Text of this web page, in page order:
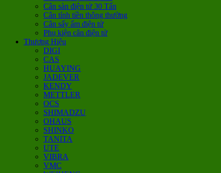
Cân sàn điện tử 30 Tấn
Cân tính tiền thông thường
Cân sấy ẩm điện tử
Phụ kiện cân điện tử
Thương Hiệu
DIGI
CAS
HUAYING
JADEVER
KENDY
METTLER
OCS
SHIMADZU
OHAUS
SHINKO
TANITA
UTE
VIBRA
VMC